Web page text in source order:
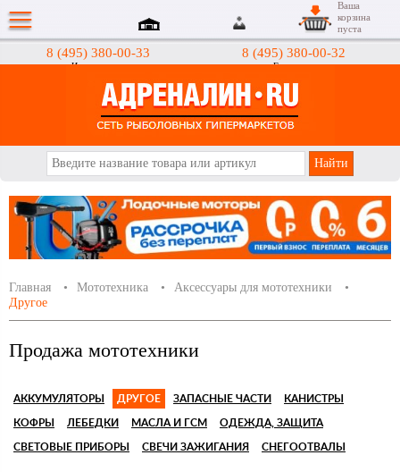
8 (495) 380-00-33
Интернет-магазин
8 (495) 380-00-32
Гипермаркеты
Ваша
корзина
пуста
Главная Мототехника
Аксессуары для мототехники
Другое
Продажа мототехники
АККУМУЛЯТОРЫ ДРУГОЕ ЗАПАСНЫЕ ЧАСТИ КАНИСТРЫ
КОФРЫ ЛЕБЕДКИ МАСЛА И ГСМ ОДЕЖДА, ЗАЩИТА
СВЕТОВЫЕ ПРИБОРЫ СВЕЧИ ЗАЖИГАНИЯ СНЕГООТВАЛЫ